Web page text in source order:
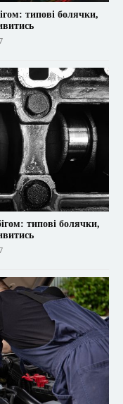
типові болячки,
типові болячки,